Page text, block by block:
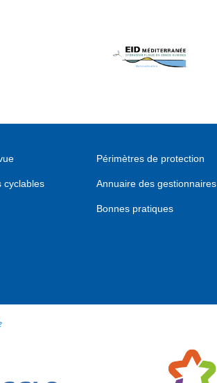
cyclables
Périmètres de protection
Annuaire des gestionnaires
Bonnes pratiques